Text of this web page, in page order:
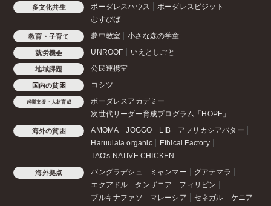
多文化共生 ボーダレスハウス
ボーダレスビジット
むすびば
教育・子育て 夢中教室 小さな森の学童
就労機会 UNROOF いえとしごと
地域課題 公民連携室
国内の貧困 コシツ
起業支援・人材育成
ボーダレスアカデミー
次世代リーダー育成プログラム「HOPE」
海外の貧困 AMOMA JOGGO LIB
アフリカシアバター
Haruulala organic
Ethical Factory
TAO's NATIVE CHICKEN
海外拠点 バングラデシュ ミャンマー
グアテマラ
エクアドル
タンザニア
フィリピン
ブルキナファソ
マレーシア セネガル ケニア